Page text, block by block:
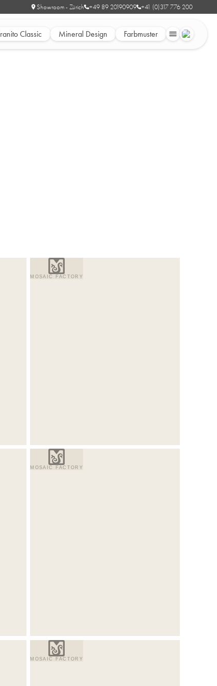
Showroom - Zürich +49 89 20190909 +41 (0)317 776 200
Classic Mineral Design Farbmuster
MOSAIC FACTORY
MOSAIC FACTORY
MOSAIC FACTORY